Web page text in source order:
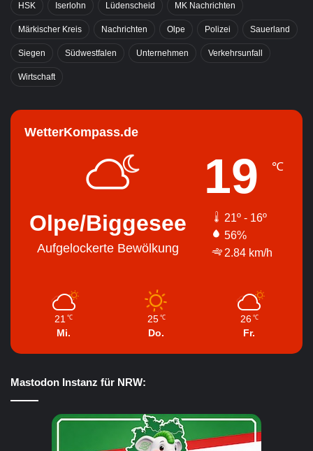
HSK Iserlohn Lüdenscheid MK Nachrichten
Märkischer Kreis Nachrichten Olpe Polizei Sauerland
Siegen Südwestfalen Unternehmen Verkehrsunfall
Wirtschaft
WetterKompass.de
Olpe/Biggesee
Aufgelockerte Bewölkung
19 ℃
21º - 16º
56%
2.84 km/h
21 ℃
Mi.
25 ℃
Do.
26 ℃
Fr.
Mastodon Instanz für NRW: